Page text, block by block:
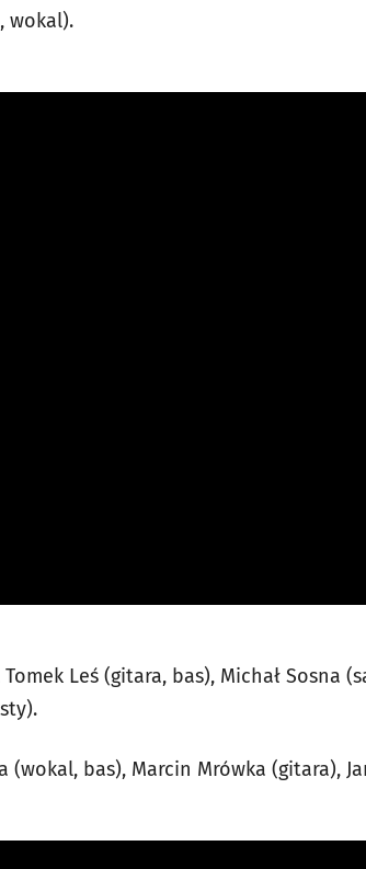
wokal).
Leś (gitara, bas), Michał Sosna
(wokal, bas), Marcin Mrówka (gitara),